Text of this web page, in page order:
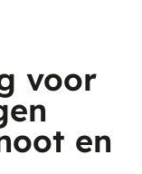
voor
en